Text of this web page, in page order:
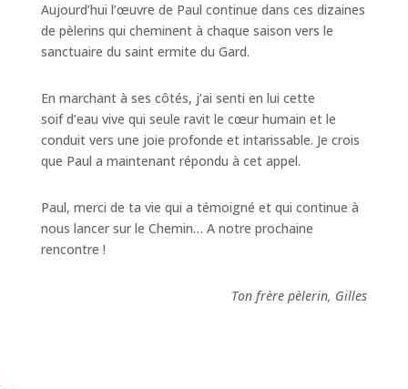
Aujourd’hui l’œuvre de Paul continue dans ces dizaines
de pèlerins qui cheminent à chaque saison vers le
sanctuaire du saint ermite du Gard.
En marchant à ses côtés, j’ai senti en lui cette
soif d’eau vive qui seule ravit le cœur humain et le
conduit vers une joie profonde et intarissable. Je crois
que Paul a maintenant répondu à cet appel.
Paul, merci de ta vie qui a témoigné et qui continue à
nous lancer sur le Chemin… A notre prochaine
rencontre !
Ton frère pèlerin, Gilles